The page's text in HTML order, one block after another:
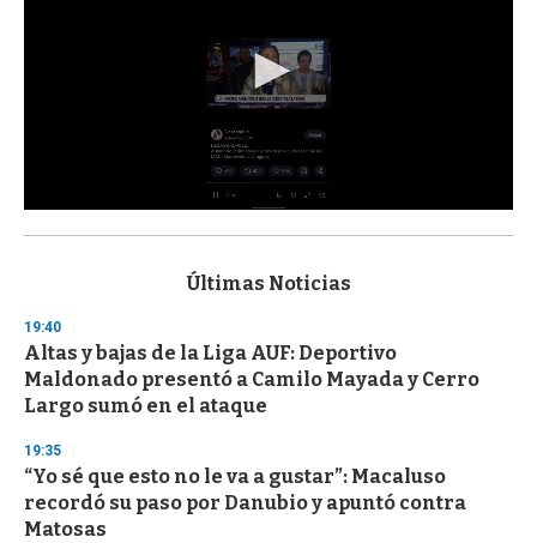
s
d
s
o
f
3
s
e
o
n
Últimas Noticias
19:40
Altas y bajas de la Liga AUF: Deportivo
Maldonado presentó a Camilo Mayada y Cerro
Largo sumó en el ataque
19:35
“Yo sé que esto no le va a gustar”: Macaluso
recordó su paso por Danubio y apuntó contra
Matosas